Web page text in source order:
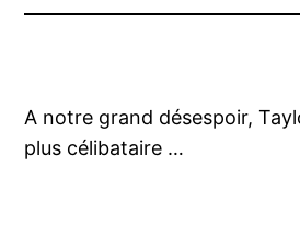
A notre grand désespoir,
plus célibataire …